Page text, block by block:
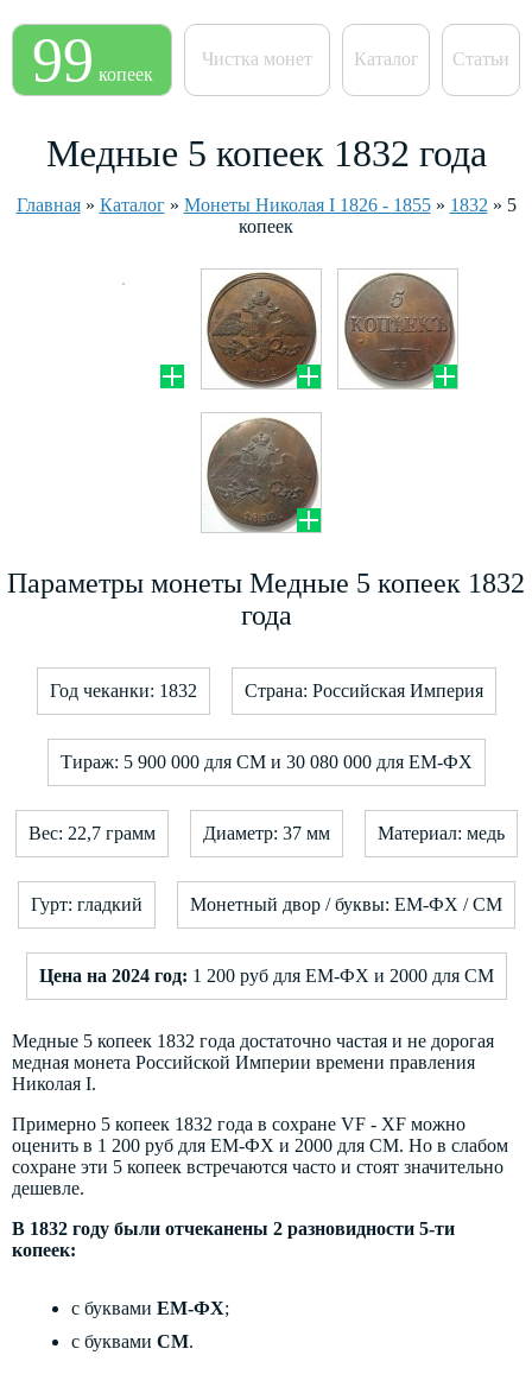
99 копеек
Чистка монет Каталог Статьи
Медные 5 копеек 1832 года
Главная» Каталог» Монеты Николая I 1826 - 1855» 1832 » 5
копеек
Параметры монеты Медные 5 копеек 1832
года
Год чеканки: 1832 Страна: Российская Империя
Тираж: 5 900 000 для СМ и 30 080 000 для ЕМ-ФХ
Вес: 22,7 грамм Диаметр: 37 мм Материал: медь
Гурт: гладкий Монетный двор / буквы: ЕМ-ФХ / СМ
Цена на 2024 год: 1 200 руб для ЕМ-ФХ и 2000 для СМ
Медные 5 копеек 1832 года достаточно частая и не дорогая
медная монета Российской Империи времени правления
Николая I.
Примерно 5 копеек 1832 года в сохране VF - XF можно
оценить в 1 200 руб для ЕМ-ФХ и 2000 для СМ. Но в слабом
сохране эти 5 копеек встречаются часто и стоят значительно
дешевле.
В 1832 году были отчеканены 2 разновидности 5-ти
копеек:
с буквами ЕМ-ФХ;
с буквами СМ.